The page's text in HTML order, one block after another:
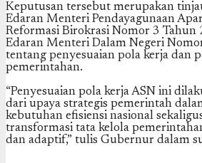
Keputusan tersebut merupakan
Edaran Menteri Pendayagunaan
Reformasi Birokrasi Nomor 3 Tahun
Edaran Menteri Dalam Negeri
tentang penyesuaian pola kerja dan
pemerintahan.
“Penyesuaian pola kerja ASN ini
dari upaya strategis pemerintah
kebutuhan efisiensi nasional
transformasi tata kelola
dan adaptif,” tulis Gubernur dalam